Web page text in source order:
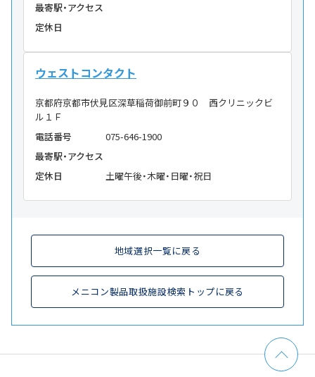
最寄駅・アクセス
定休日
ウェストコンタクト
京都府京都市伏見区深草稲荷御前町９０ 西クリニックビ
ル１Ｆ
電話番号
075-646-1900
最寄駅・アクセス
定休日
土曜午後・木曜・日曜・祝日
地域選択一覧に戻る
メニコン製品取扱施設検索トップに戻る